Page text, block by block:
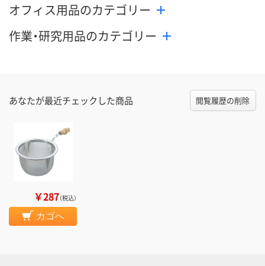
オフィス用品のカテゴリー
作業・研究用品のカテゴリー
あなたが最近チェックした商品 閲覧履歴の削除
￥287（税込）
カゴへ